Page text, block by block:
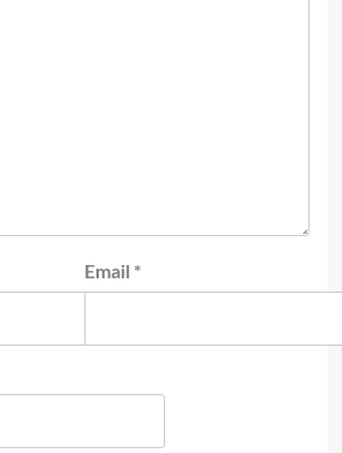
Email *